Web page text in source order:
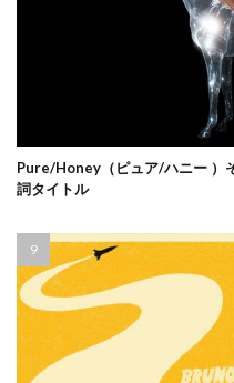
Pure/Honey（ピュア/ハニー ）
詞タイトル